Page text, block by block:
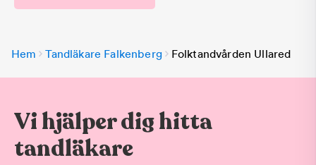
Hem Tandläkare Falkenberg Folktandvården Ullared
Vi hjälper dig hitta
tandläkare